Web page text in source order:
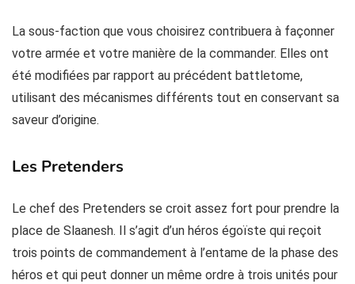
La sous-faction que vous choisirez contribuera à façonner
votre armée et votre manière de la commander. Elles ont
été modifiées par rapport au précédent battletome,
utilisant des mécanismes différents tout en conservant sa
saveur d’origine.
Les Pretenders
Le chef des Pretenders se croit assez fort pour prendre la
place de Slaanesh. Il s’agit d’un héros égoïste qui reçoit
trois points de commandement à l’entame de la phase des
héros et qui peut donner un même ordre à trois unités pour